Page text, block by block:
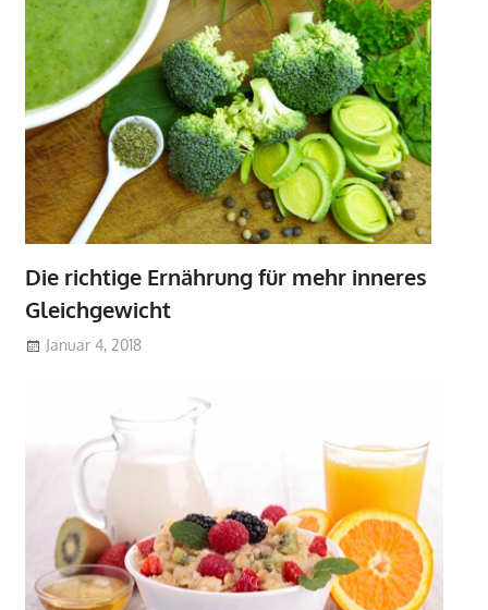
Die richtige Ernährung für mehr inneres
Gleichgewicht
Januar 4, 2018